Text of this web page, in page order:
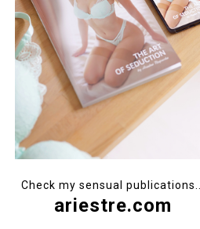
Check my sensual publications...
ariestre.com